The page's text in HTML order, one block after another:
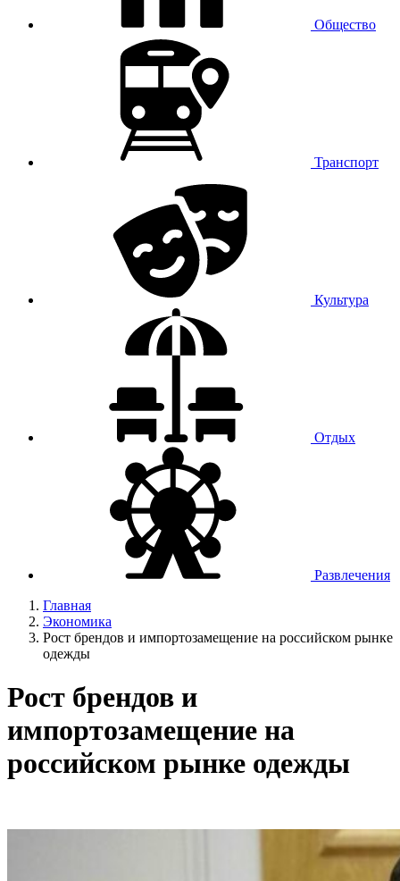
Общество
Транспорт
Культура
Отдых
Развлечения
Главная
Экономика
Рост брендов и импортозамещение на российском рынке
одежды
Рост брендов и
импортозамещение на
российском рынке одежды